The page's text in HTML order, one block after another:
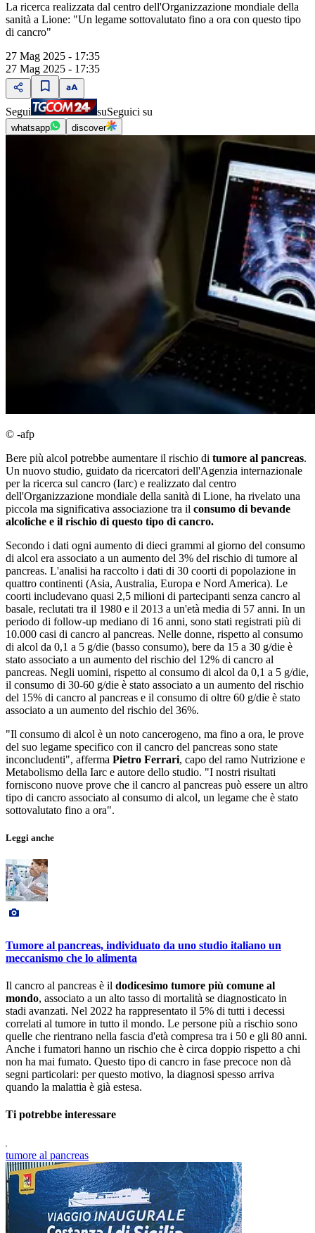
La ricerca realizzata dal centro dell'Organizzazione mondiale della
sanità a Lione: "Un legame sottovalutato fino a ora con questo tipo
di cancro"
27 Mag 2025 - 17:35
27 Mag 2025 - 17:35
Segui suSeguici su
whatsapp discover
© -afp
Bere più alcol potrebbe aumentare il rischio di tumore al pancreas.
Un nuovo studio, guidato da ricercatori dell'Agenzia internazionale
per la ricerca sul cancro (Iarc) e realizzato dal centro
dell'Organizzazione mondiale della sanità di Lione, ha rivelato una
piccola ma significativa associazione tra il consumo di bevande
alcoliche e il rischio di questo tipo di cancro.
Secondo i dati ogni aumento di dieci grammi al giorno del consumo
di alcol era associato a un aumento del 3% del rischio di tumore al
pancreas. L'analisi ha raccolto i dati di 30 coorti di popolazione in
quattro continenti (Asia, Australia, Europa e Nord America). Le
coorti includevano quasi 2,5 milioni di partecipanti senza cancro al
basale, reclutati tra il 1980 e il 2013 a un'età media di 57 anni. In un
periodo di follow-up mediano di 16 anni, sono stati registrati più di
10.000 casi di cancro al pancreas. Nelle donne, rispetto al consumo
di alcol da 0,1 a 5 g/die (basso consumo), bere da 15 a 30 g/die è
stato associato a un aumento del rischio del 12% di cancro al
pancreas. Negli uomini, rispetto al consumo di alcol da 0,1 a 5 g/die,
il consumo di 30-60 g/die è stato associato a un aumento del rischio
del 15% di cancro al pancreas e il consumo di oltre 60 g/die è stato
associato a un aumento del rischio del 36%.
"Il consumo di alcol è un noto cancerogeno, ma fino a ora, le prove
del suo legame specifico con il cancro del pancreas sono state
inconcludenti", afferma Pietro Ferrari, capo del ramo Nutrizione e
Metabolismo della Iarc e autore dello studio. "I nostri risultati
forniscono nuove prove che il cancro al pancreas può essere un altro
tipo di cancro associato al consumo di alcol, un legame che è stato
sottovalutato fino a ora".
Leggi anche
Tumore al pancreas, individuato da uno studio italiano un
meccanismo che lo alimenta
Il cancro al pancreas è il dodicesimo tumore più comune al
mondo, associato a un alto tasso di mortalità se diagnosticato in
stadi avanzati. Nel 2022 ha rappresentato il 5% di tutti i decessi
correlati al tumore in tutto il mondo. Le persone più a rischio sono
quelle che rientrano nella fascia d'età compresa tra i 50 e gli 80 anni.
Anche i fumatori hanno un rischio che è circa doppio rispetto a chi
non ha mai fumato. Questo tipo di cancro in fase precoce non dà
segni particolari: per questo motivo, la diagnosi spesso arriva
quando la malattia è già estesa.
Ti potrebbe interessare
tumore al pancreas